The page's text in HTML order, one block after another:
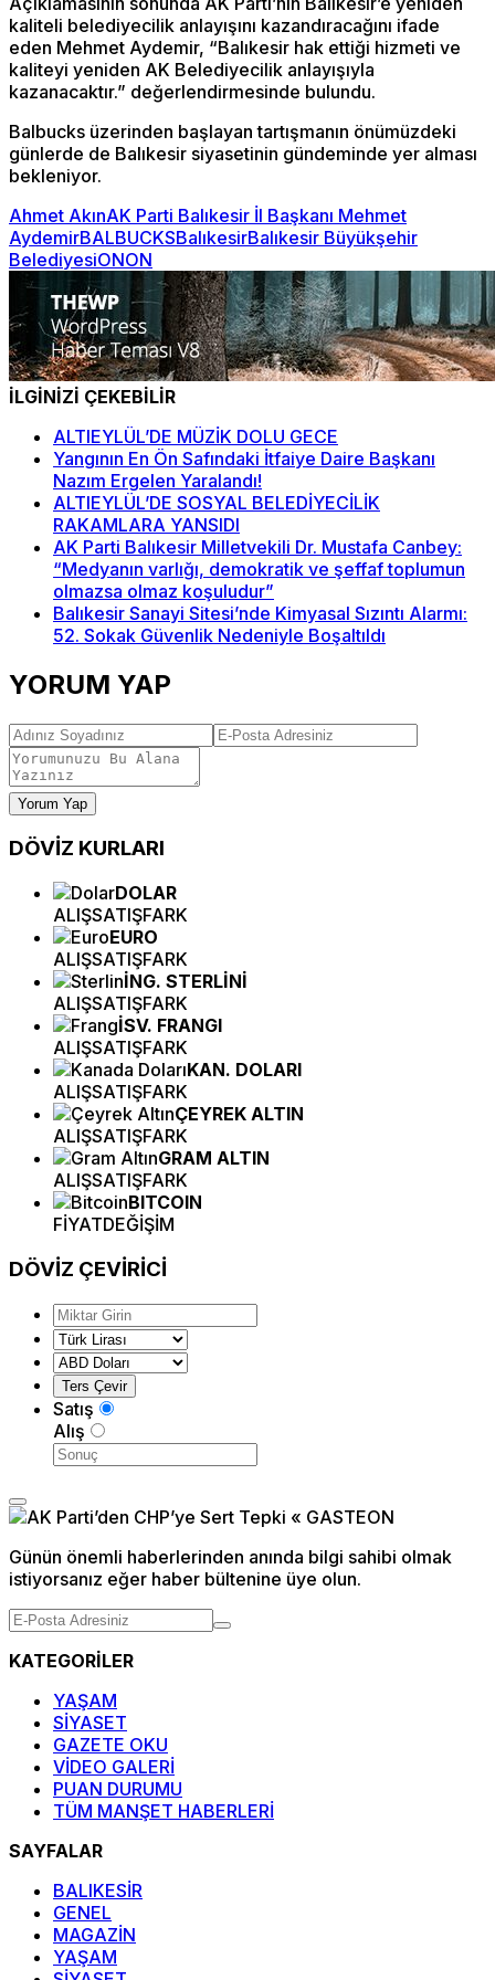
kaliteli belediyecilik anlayışını kazandıracağını ifade
eden Mehmet Aydemir, “Balıkesir hak ettiği hizmeti ve
kaliteyi yeniden AK Belediyecilik anlayışıyla
kazanacaktır.” değerlendirmesinde bulundu.
Balbucks üzerinden başlayan tartışmanın önümüzdeki
günlerde de Balıkesir siyasetinin gündeminde yer alması
bekleniyor.
Ahmet AkınAK Parti Balıkesir İl Başkanı Mehmet
AydemirBALBUCKSBalıkesirBalıkesir Büyükşehir
BelediyesiONON
İLGİNİZİ ÇEKEBİLİR
ALTIEYLÜL’DE MÜZİK DOLU GECE
Yangının En Ön Safındaki İtfaiye Daire Başkanı
Nazım Ergelen Yaralandı!
ALTIEYLÜL’DE SOSYAL BELEDİYECİLİK
RAKAMLARA YANSIDI
AK Parti Balıkesir Milletvekili Dr. Mustafa Canbey:
“Medyanın varlığı, demokratik ve şeffaf toplumun
olmazsa olmaz koşuludur”
Balıkesir Sanayi Sitesi’nde Kimyasal Sızıntı Alarmı:
52. Sokak Güvenlik Nedeniyle Boşaltıldı
YORUM YAP
Yorum Yap
DÖVİZ KURLARI
DOLAR
ALIŞSATIŞFARK
EURO
ALIŞSATIŞFARK
İNG. STERLİNİ
ALIŞSATIŞFARK
İSV. FRANGI
ALIŞSATIŞFARK
KAN. DOLARI
ALIŞSATIŞFARK
ÇEYREK ALTIN
ALIŞSATIŞFARK
GRAM ALTIN
ALIŞSATIŞFARK
BITCOIN
FİYATDEĞİŞİM
DÖVİZ ÇEVİRİCİ
Satış
Alış
Günün önemli haberlerinden anında bilgi sahibi olmak
istiyorsanız eğer haber bültenine üye olun.
KATEGORİLER
YAŞAM
SİYASET
GAZETE OKU
VİDEO GALERİ
PUAN DURUMU
TÜM MANŞET HABERLERİ
SAYFALAR
BALIKESİR
GENEL
MAGAZİN
YAŞAM